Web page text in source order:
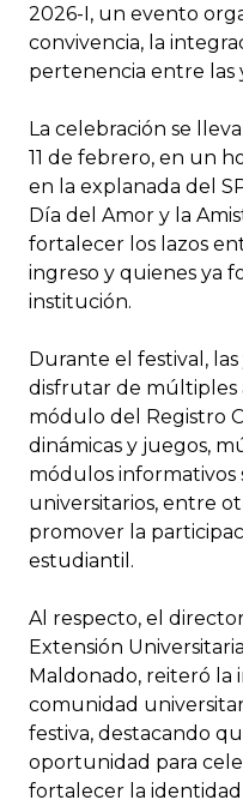
2026-I, un evento
convivencia, la
pertenencia entre las
La celebración se
11 de febrero, en un
en la explanada del
Día del Amor y la
fortalecer los lazos
ingreso y quienes ya
institución.
Durante el festival,
disfrutar de múltiples
módulo del Registro
dinámicas y juegos,
módulos informativos
universitarios, entre
promover la
estudiantil.
Al respecto, el
Extensión
Maldonado, reiteró la
comunidad
festiva, destacando
oportunidad para
fortalecer la